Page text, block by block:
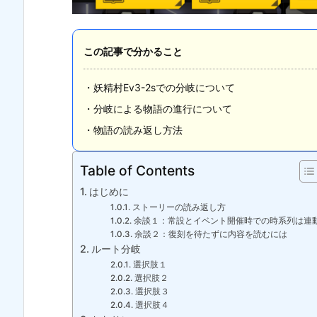
この記事で分かること
・妖精村Ev3-2sでの分岐について
・分岐による物語の進行について
・物語の読み返し方法
Table of Contents
はじめに
ストーリーの読み返し方
余談１：常設とイベント開催時での時系列は連
余談２：復刻を待たずに内容を読むには
ルート分岐
選択肢１
選択肢２
選択肢３
選択肢４